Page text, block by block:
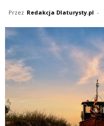
Przez Redakcja Dlaturysty.pl -